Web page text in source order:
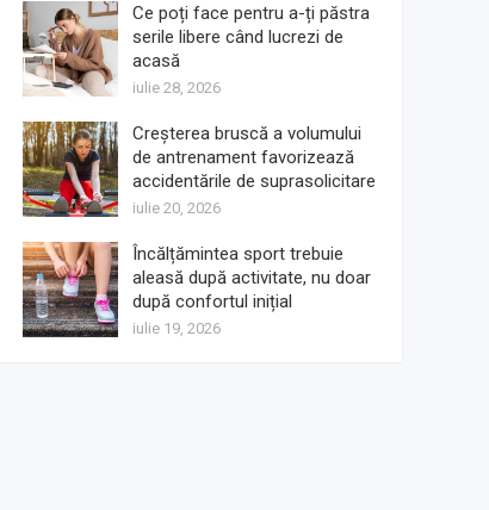
Ce poți face pentru a-ți păstra
serile libere când lucrezi de
acasă
iulie 28, 2026
Creșterea bruscă a volumului
de antrenament favorizează
accidentările de suprasolicitare
iulie 20, 2026
Încălțămintea sport trebuie
aleasă după activitate, nu doar
după confortul inițial
iulie 19, 2026